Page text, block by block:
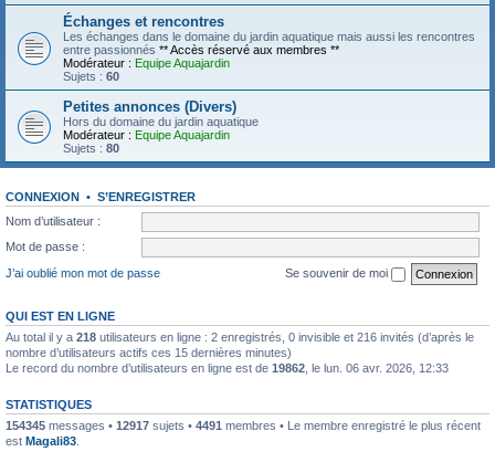
Échanges et rencontres
Les échanges dans le domaine du jardin aquatique mais aussi les rencontres
entre passionnés ** Accès réservé aux membres **
Modérateur : Equipe Aquajardin
Sujets : 60
Petites annonces (Divers)
Hors du domaine du jardin aquatique
Modérateur : Equipe Aquajardin
Sujets : 80
CONNEXION • S’ENREGISTRER
Nom d’utilisateur :
Mot de passe :
J’ai oublié mon mot de passe
Se souvenir de moi
QUI EST EN LIGNE
Au total il y a 218 utilisateurs en ligne : 2 enregistrés, 0 invisible et 216 invités (d’après le
nombre d’utilisateurs actifs ces 15 dernières minutes)
Le record du nombre d’utilisateurs en ligne est de 19862 , le lun. 06 avr. 2026, 12:33
STATISTIQUES
154345 messages • 12917 sujets • 4491 membres • Le membre enregistré le plus récent
est Magali83